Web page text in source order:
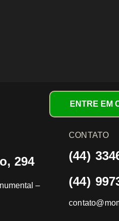
ENTRE EM
294
–
CONTATO
(44)
(44)